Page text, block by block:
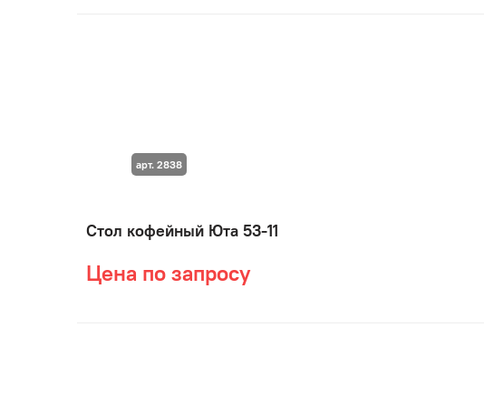
Стол кофейный Юта 53-11
Цена по запросу
арт. 2838